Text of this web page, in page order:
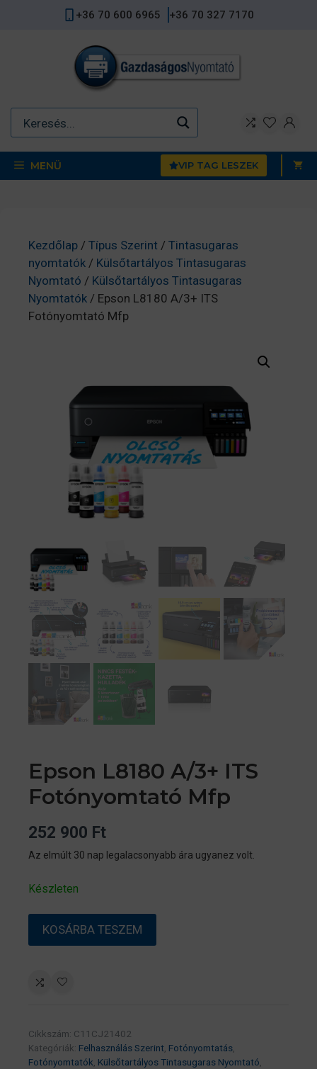
+36 70 600 6965 +36 70 327 7170
MENÜ VIP TAG LESZEK
Kezdőlap / Típus Szerint / Tintasugaras
nyomtatók / Külsőtartályos Tintasugaras
Nyomtató / Külsőtartályos Tintasugaras
Nyomtatók / Epson L8180 A/3+ ITS
Fotónyomtató Mfp
Epson L8180 A/3+ ITS
Fotónyomtató Mfp
252 900 Ft
Az elmúlt 30 nap legalacsonyabb ára ugyanez volt.
Készleten
mennyiség
KOSÁRBA TESZEM
Cikkszám: C11CJ21402
Kategóriák: Felhasználás Szerint Fotónyomtatás
Fotónyomtatók Külsőtartályos Tintasugaras Nyomtató